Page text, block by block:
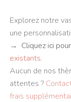
Explorez notre
une
→ Cliquez ici
existants.
Aucun de nos
attentes ?
frais